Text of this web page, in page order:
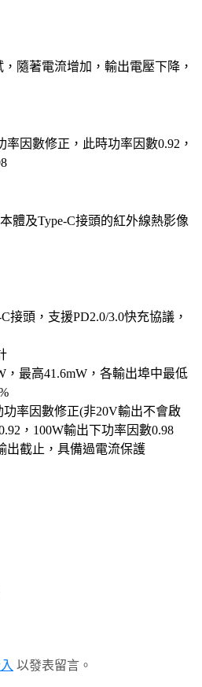
隨著電流增加，輸出電壓下降，
因數修正，此時功率因數0.92，
體及Type-C接頭的紅外線熱影像
接頭，支援PD2.0/3.0快充協議，
最高41.6mW，各輸出埠中最低
率因數修正(非20V輸出不會啟
，100W輸出下功率因數0.98
截止，具備過電流保護
以發表留言。